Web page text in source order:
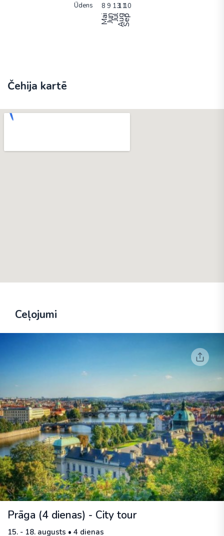
Ūdens
MaiJunJūlAugSep
Čehija kartē
Ceļojumi
Prāga (4 dienas) - City tour
15. - 18. augusts • 4 dienas